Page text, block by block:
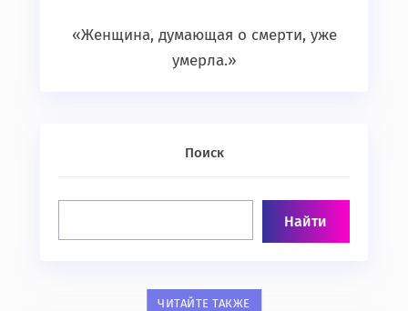
«Женщина, думающая о смерти, уже
умерла.»
Поиск
ЧИТАЙТЕ ТАКЖЕ